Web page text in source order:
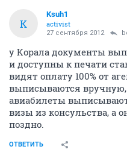
K
Ksuh1
activist
27 сентября 2012
у Корала документы
и доступны к печати
видят оплату 100% от
выписываются
авиабилеты
визы из консульства, а
поздно.
ОТВЕТИТЬ